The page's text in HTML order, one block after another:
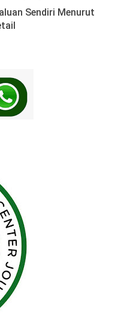
Sendiri Menurut